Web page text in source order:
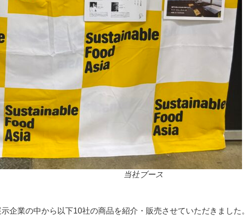
当社ブース
企業の中から以下10社の商品を紹介・販売させていただきました。